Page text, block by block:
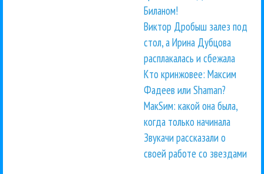
Биланом!
Виктор Дробыш залез под
стол, а Ирина Дубцова
расплакалась и сбежала
Кто кринжовее: Максим
Фадеев или Shaman?
МакSим: какой она была,
когда только начинала
Звукачи рассказали о
своей работе со звездами